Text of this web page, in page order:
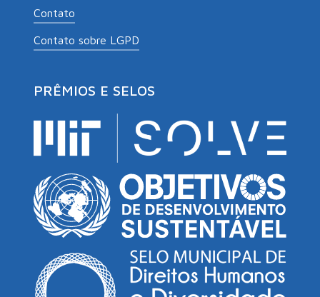
Contato
Contato sobre LGPD
PRÊMIOS E SELOS